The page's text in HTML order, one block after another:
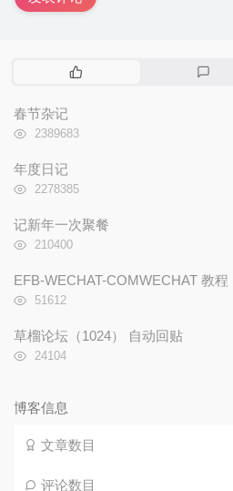
热
春节杂记
浏
次
数:
2389683
年度日记
浏
次
数:
2278385
记新年一次聚餐
浏
次
210400
EFB-WECHAT-COMWECHAT 教程
浏
次
数:
51612
草榴论坛（1024） 自动回贴
浏
数:
24104
博客信息
文章数目
评论数目